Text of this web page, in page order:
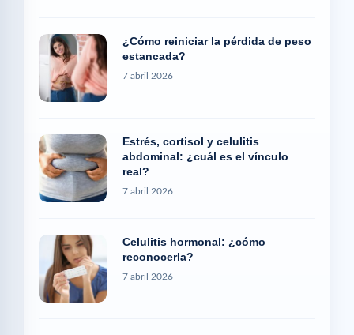
¿Cómo reiniciar la pérdida de peso
estancada?
7 abril 2026
Estrés, cortisol y celulitis
abdominal: ¿cuál es el vínculo
real?
7 abril 2026
Celulitis hormonal: ¿cómo
reconocerla?
7 abril 2026